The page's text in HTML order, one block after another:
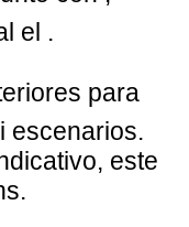
el .
para
escenarios.
este